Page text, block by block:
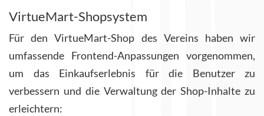
VirtueMart-Shopsystem
Für den VirtueMart-Shop des Vereins haben wir
umfassende Frontend-Anpassungen vorgenommen,
um das Einkaufserlebnis für die Benutzer zu
verbessern und die Verwaltung der Shop-Inhalte zu
erleichtern: